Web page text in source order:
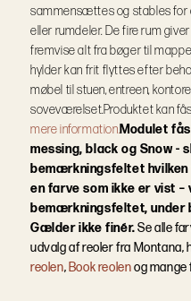
sammensættes og stables for
eller rumdeler. De fire rum
fremvise alt fra bøger til
hylder kan frit flyttes efter
møbel til stuen, entreen,
soveværelset.Produktet kan
mere information.Modulet
messing, black og Snow -
bemærkningsfeltet hvilken
en farve som ikke er vist –
bemærkningsfeltet, under
Gælder ikke finér.Se alle
udvalg af reoler fra Montana,
reolen, Book reolenog mange